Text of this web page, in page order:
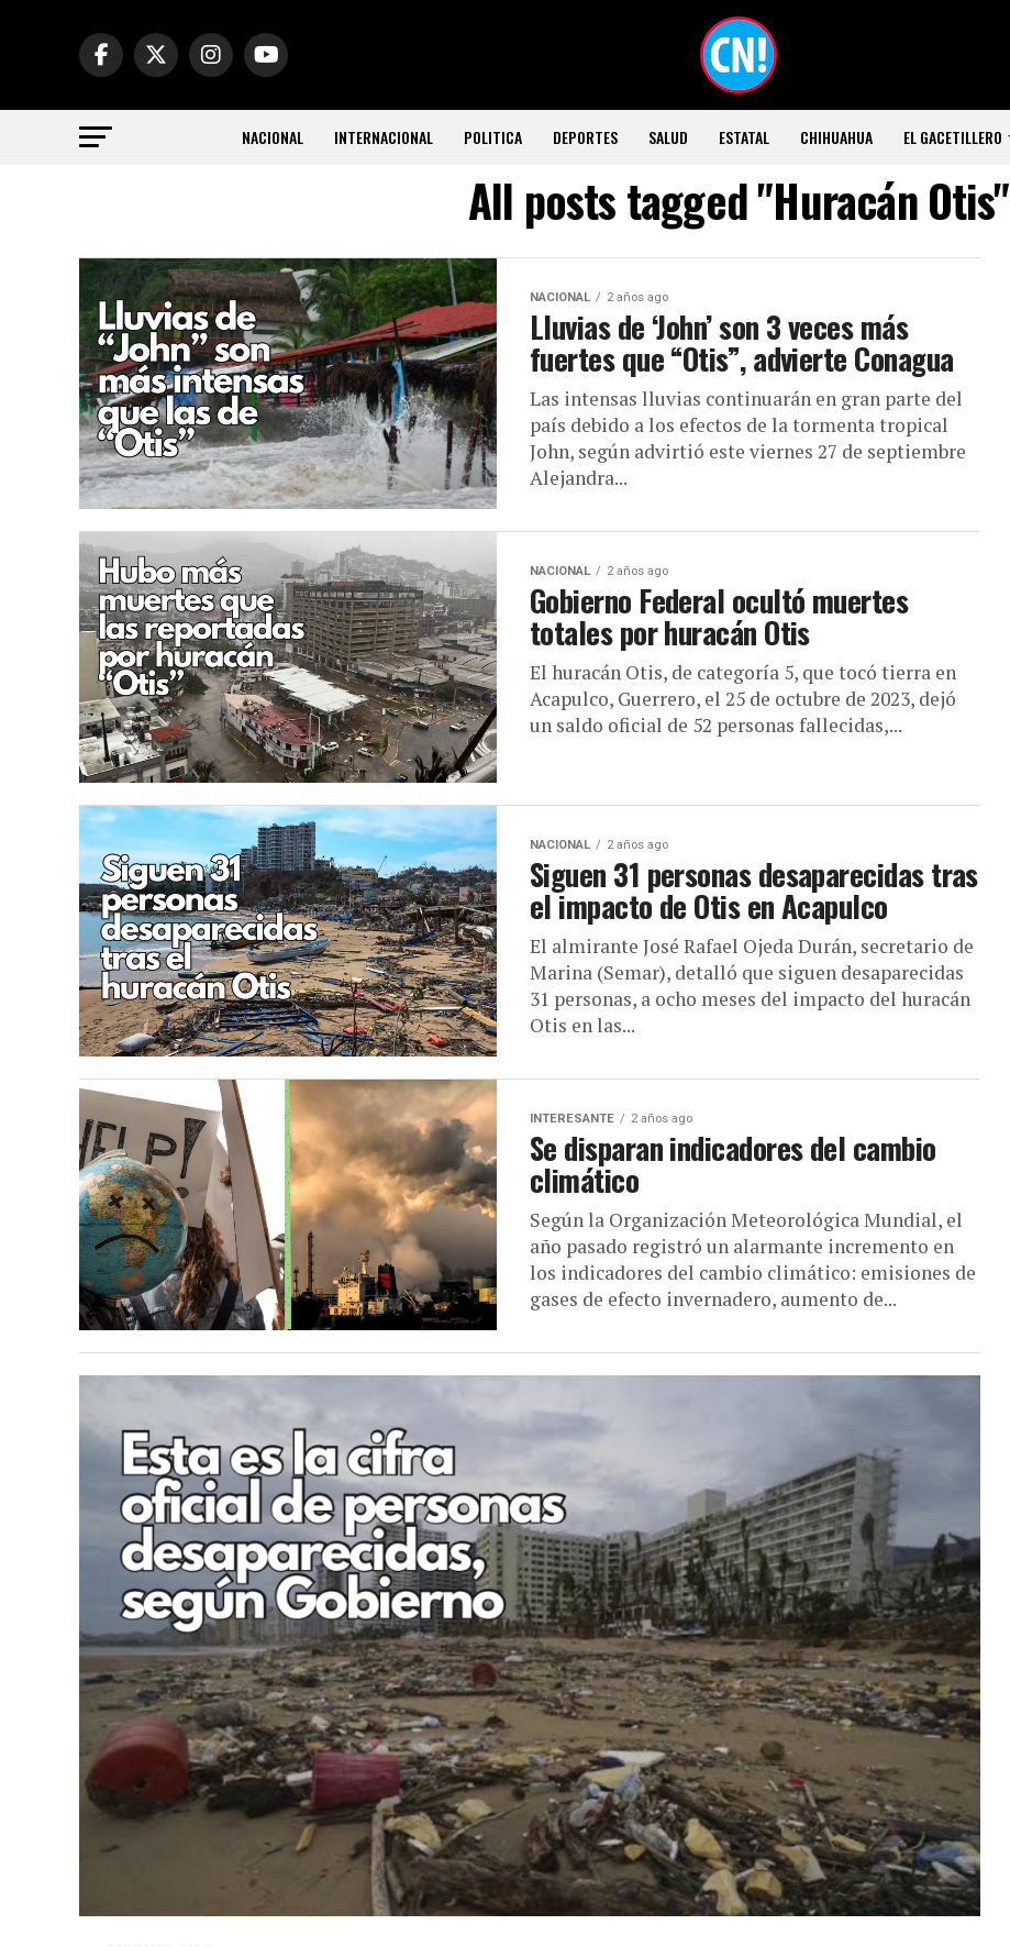
NACIONAL INTERNACIONAL POLITICA DEPORTES SALUD ESTATAL CHIHUAHUA EL GACETILLERO
All posts tagged "Huracán Otis"
NACIONAL 2 años ago
Lluvias de ‘John’ son 3 veces más
fuertes que “Otis”, advierte Conagua
Las intensas lluvias continuarán en gran parte del
país debido a los efectos de la tormenta tropical
John, según advirtió este viernes 27 de septiembre
Alejandra...
NACIONAL 2 años ago
Gobierno Federal ocultó muertes
totales por huracán Otis
El huracán Otis, de categoría 5, que tocó tierra en
Acapulco, Guerrero, el 25 de octubre de 2023, dejó
un saldo oficial de 52 personas fallecidas,...
NACIONAL 2 años ago
Siguen 31 personas desaparecidas tras
el impacto de Otis en Acapulco
El almirante José Rafael Ojeda Durán, secretario de
Marina (Semar), detalló que siguen desaparecidas
31 personas, a ocho meses del impacto del huracán
Otis en las...
INTERESANTE 2 años ago
Se disparan indicadores del cambio
climático
Según la Organización Meteorológica Mundial, el
año pasado registró un alarmante incremento en
los indicadores del cambio climático: emisiones de
gases de efecto invernadero, aumento de...